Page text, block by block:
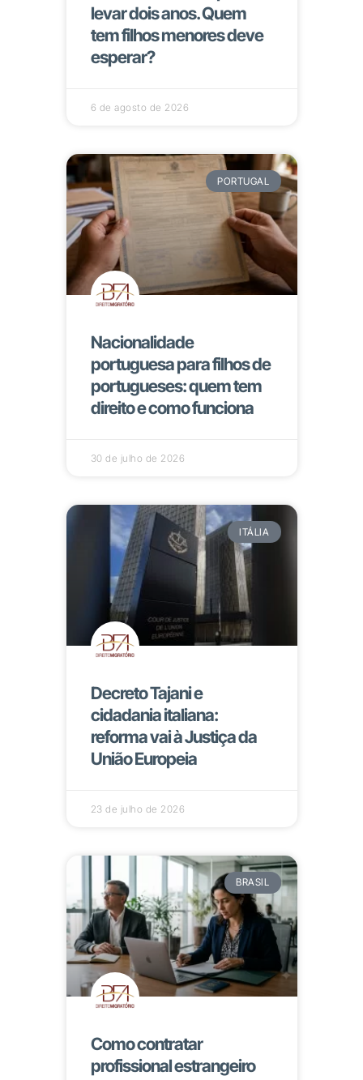
levar dois anos. Quem
tem filhos menores deve
esperar?
6 de agosto de 2026
PORTUGAL
Nacionalidade
portuguesa para filhos de
portugueses: quem tem
direito e como funciona
30 de julho de 2026
ITÁLIA
Decreto Tajani e
cidadania italiana:
reforma vai à Justiça da
União Europeia
23 de julho de 2026
BRASIL
Como contratar
profissional estrangeiro